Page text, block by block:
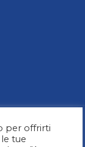
per offrirti
tue